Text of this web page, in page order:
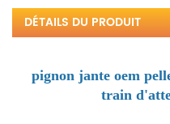
DÉTAILS DU PRODUIT
pignon jante oem
train